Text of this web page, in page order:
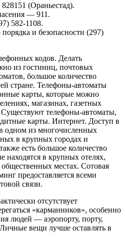
(Ораньестад).
— 911.
582-1108.
и безопасности (297)
кодов. Делать
из гостиниц, почтовых
большое количество
стране. Телефоны-автоматы
карты, которые можно
магазинах, газетных
Существуют телефоны-автоматы,
карты. Интернет. Доступ в
одном из многочисленных
в крупных городах и
есть большое количество
находятся в крупных отелях,
местах. Сотовая
предоставляется всеми
связи.
отсутствует
«карманников», особенно
людей — аэропорту, порту,
вещи лучше оставлять в